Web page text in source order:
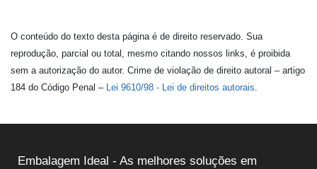
O conteúdo do texto desta página é de direito reservado. Sua
reprodução, parcial ou total, mesmo citando nossos links, é proibida
sem a autorização do autor. Crime de violação de direito autoral – artigo
184 do Código Penal – Lei 9610/98 - Lei de direitos autorais
Embalagem Ideal - As melhores soluções em